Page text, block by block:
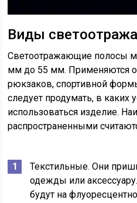
Виды
Светоотражающие полосы
мм до 55 мм. Применяются
рюкзаков, спортивной
следует продумать, в каких
использоваться изделие.
распространенными
Текстильные. Они
одежды или
будут на